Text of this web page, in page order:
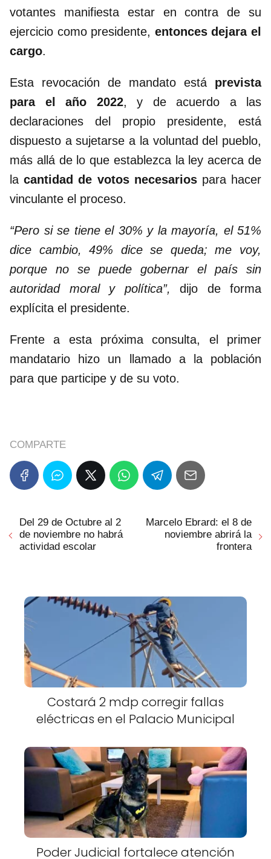
votantes manifiesta estar en contra de su
ejercicio como presidente, entonces dejara el
cargo.
Esta revocación de mandato está prevista
para el año 2022, y de acuerdo a las
declaraciones del propio presidente, está
dispuesto a sujetarse a la voluntad del pueblo,
más allá de lo que establezca la ley acerca de
lacantidad de votos necesariospara hacer
vinculante el proceso.
“Pero si se tiene el 30% y la mayoría, el 51%
dice cambio, 49% dice se queda; me voy,
porque no se puede gobernar el país sin
autoridad moral y política”, dijo de forma
explícita el presidente.
Frente a esta próxima consulta, el primer
mandatario hizo un llamado a la población
para que participe y de su voto.
COMPARTE
Del 29 de Octubre al 2
de noviembre no habrá
actividad escolar
Marcelo Ebrard: el 8 de
noviembre abrirá la
frontera
Costará 2 mdp corregir fallas
eléctricas en el Palacio Municipal
Poder Judicial fortalece atención